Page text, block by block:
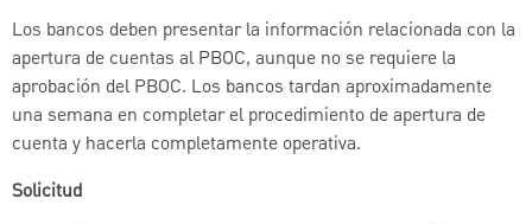
Los bancos deben presentar la información relacionada con la
apertura de cuentas al PBOC, aunque no se requiere la
aprobación del PBOC. Los bancos tardan aproximadamente
una semana en completar el procedimiento de apertura de
cuenta y hacerla completamente operativa.
Solicitud